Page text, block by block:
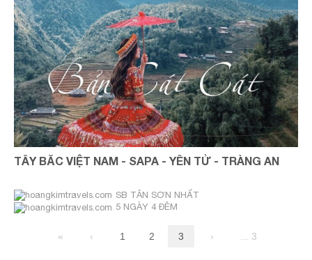
TÂY BẮC VIỆT NAM - SAPA - YÊN TỬ - TRÀNG AN
SB TÂN SƠN NHẤT
5 NGÀY 4 ĐÊM
« ‹ 1 2 3 › ... 3